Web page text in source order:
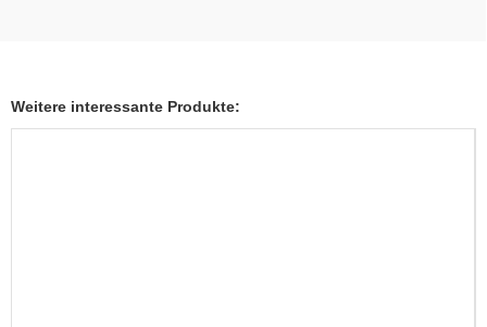
Weitere interessante Produkte: